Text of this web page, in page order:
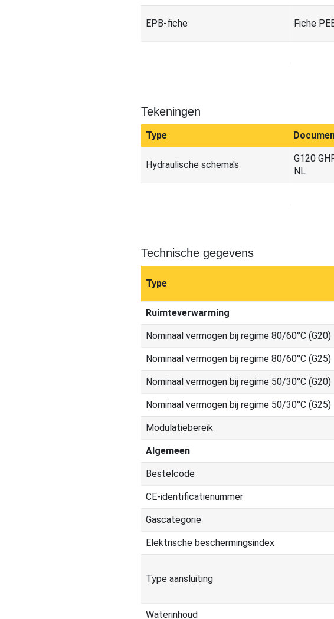
EPB-fiche Fiche
Tekeningen
Type
Hydraulische schema's
G120
NL
Technische gegevens
Type
Ruimteverwarming
Nominaal vermogen bij regime 80/60°C (G20)
Nominaal vermogen bij regime 80/60°C (G25)
Nominaal vermogen bij regime 50/30°C (G20)
Nominaal vermogen bij regime 50/30°C (G25)
Modulatiebereik
Algemeen
Bestelcode
CE-identificatienummer
Gascategorie
Elektrische beschermingsindex
Type aansluiting
Waterinhoud